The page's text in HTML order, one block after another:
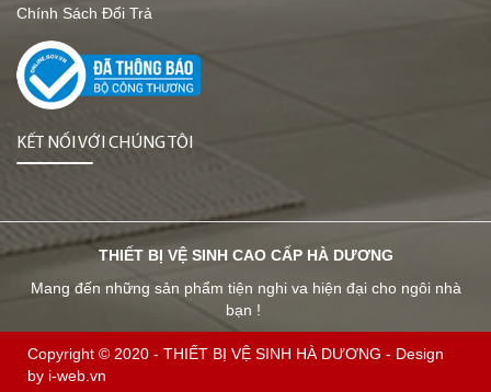
Chính Sách Đổi Trả
KẾT NỐI VỚI CHÚNG TÔI
THIẾT BỊ VỆ SINH CAO CẤP HÀ DƯƠNG
Mang đến những sản phẩm tiện nghi va hiện đại cho ngôi nhà
bạn !
Copyright © 2020 - THIẾT BỊ VỆ SINH HÀ DƯƠNG - Design
by i-web.vn